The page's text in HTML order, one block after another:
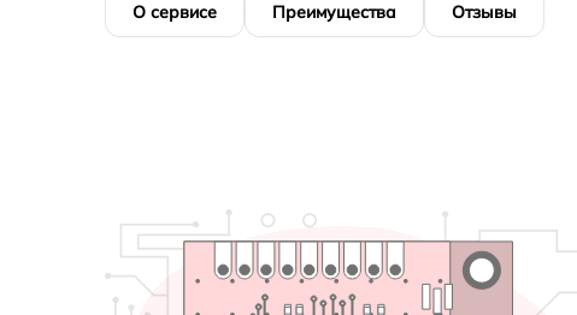
О сервисе Преимущества Отзывы